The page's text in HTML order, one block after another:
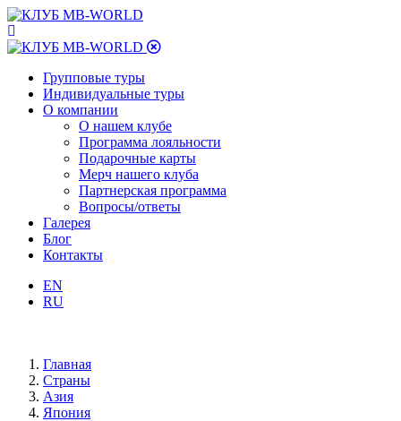
Групповые туры
Индивидуальные туры
О компании
О нашем клубе
Программа лояльности
Подарочные карты
Мерч нашего клуба
Партнерская программа
Вопросы/ответы
Галерея
Блог
Контакты
EN
RU
Главная
Страны
Азия
Япония